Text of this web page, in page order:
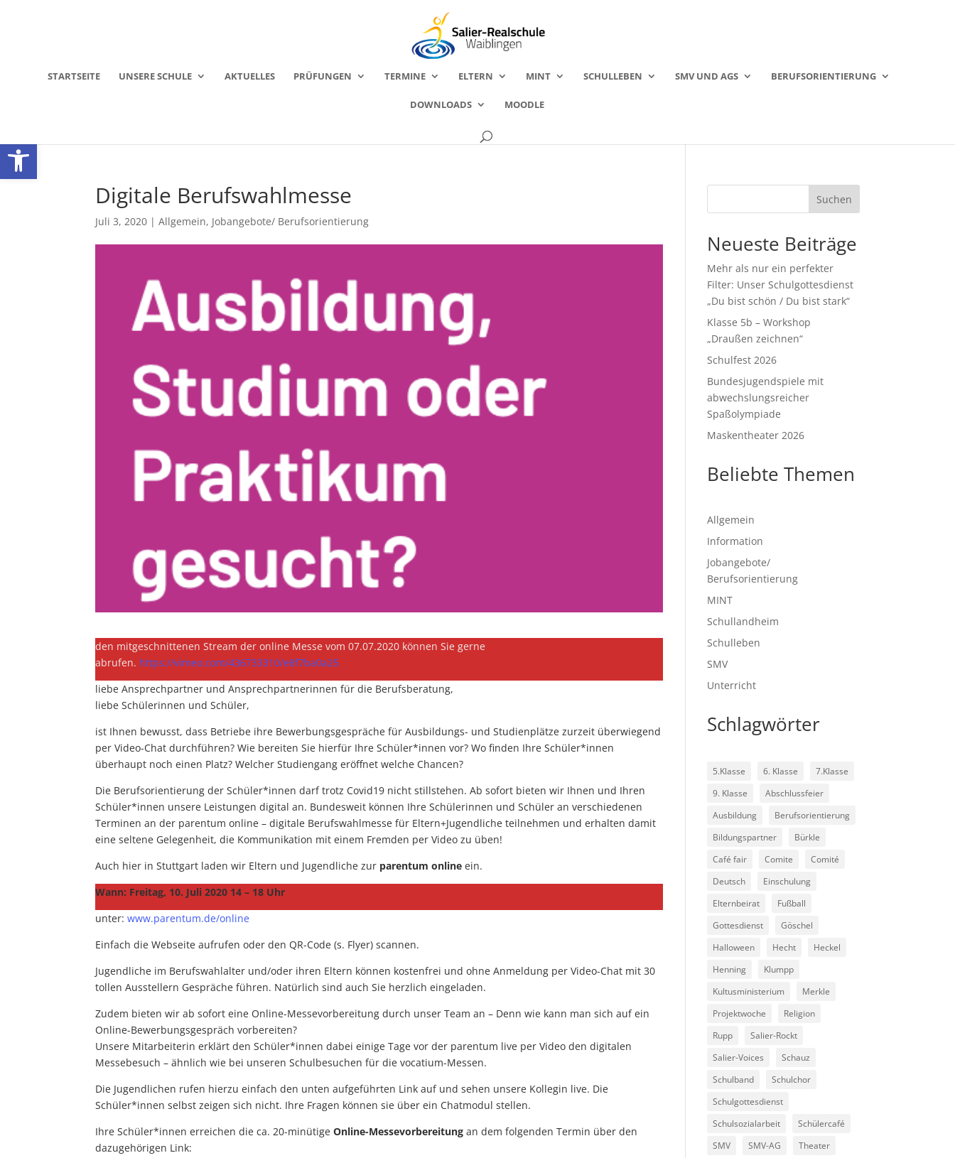
Werkzeugleiste öffnen
STARTSEITE UNSERE SCHULE AKTUELLES PRÜFUNGEN TERMINE ELTERN MINT SCHULLEBEN SMV UND AGS BERUFSORIENTIERUNG
DOWNLOADS MOODLE
Digitale Berufswahlmesse
Juli 3, 2020 |Allgemein, Jobangebote/ Berufsorientierung
den mitgeschnittenen Stream der online Messe vom 07.07.2020 können Sie gerne
abrufen. https://vimeo.com/436733310/e8f7ba0a25
liebe Ansprechpartner und Ansprechpartnerinnen für die Berufsberatung,
liebe Schülerinnen und Schüler,
ist Ihnen bewusst, dass Betriebe ihre Bewerbungsgespräche für Ausbildungs- und Studienplätze zurzeit überwiegend
per Video-Chat durchführen? Wie bereiten Sie hierfür Ihre Schüler*innen vor? Wo finden Ihre Schüler*innen
überhaupt noch einen Platz? Welcher Studiengang eröffnet welche Chancen?
Die Berufsorientierung der Schüler*innen darf trotz Covid19 nicht stillstehen. Ab sofort bieten wir Ihnen und Ihren
Schüler*innen unsere Leistungen digital an. Bundesweit können Ihre Schülerinnen und Schüler an verschiedenen
Terminen an der parentum online – digitale Berufswahlmesse für Eltern+Jugendliche teilnehmen und erhalten damit
eine seltene Gelegenheit, die Kommunikation mit einem Fremden per Video zu üben!
Auch hier in Stuttgart laden wir Eltern und Jugendliche zur parentum onlineein.
Wann: Freitag, 10. Juli 2020 14 – 18 Uhr
unter:www.parentum.de/online
Einfach die Webseite aufrufen oder den QR-Code (s. Flyer) scannen.
Jugendliche im Berufswahlalter und/oder ihren Eltern können kostenfrei und ohne Anmeldung per Video-Chat mit 30
tollen Ausstellern Gespräche führen. Natürlich sind auch Sie herzlich eingeladen.
Zudem bieten wir ab sofort eine Online-Messevorbereitung durch unser Team an – Denn wie kann man sich auf ein
Online-Bewerbungsgespräch vorbereiten?
Unsere Mitarbeiterin erklärt den Schüler*innen dabei einige Tage vor der parentum live per Video den digitalen
Messebesuch – ähnlich wie bei unseren Schulbesuchen für die vocatium-Messen.
Die Jugendlichen rufen hierzu einfach den unten aufgeführten Link auf und sehen unsere Kollegin live. Die
Schüler*innen selbst zeigen sich nicht. Ihre Fragen können sie über ein Chatmodul stellen.
Ihre Schüler*innen erreichen die ca. 20-minütigeOnline-Messevorbereitung an dem folgenden Termin über den
dazugehörigen Link:
Suchen
Neueste Beiträge
Mehr als nur ein perfekter
Filter: Unser Schulgottesdienst
„Du bist schön / Du bist stark“
Klasse 5b – Workshop
„Draußen zeichnen“
Schulfest 2026
Bundesjugendspiele mit
abwechslungsreicher
Spaßolympiade
Maskentheater 2026
Beliebte Themen
Allgemein
Information
Jobangebote/
Berufsorientierung
MINT
Schullandheim
Schulleben
SMV
Unterricht
Schlagwörter
5.Klasse 6. Klasse
7.Klasse
9. Klasse
Abschlussfeier
Ausbildung
Berufsorientierung
Bildungspartner
Bürkle
Café fair
Comite
Comité
Deutsch
Einschulung
Elternbeirat
Fußball
Gottesdienst
Göschel
Halloween
Hecht
Heckel
Henning
Klumpp
Kultusministerium
Merkle
Projektwoche
Religion
Rupp
Salier-Rockt
Salier-Voices
Schauz
Schulband
Schulchor
Schulgottesdienst
Schulsozialarbeit
Schülercafé
SMV
SMV-AG
Theater